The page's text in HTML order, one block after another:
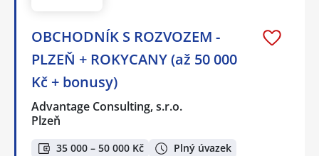
OBCHODNÍK S ROZVOZEM -
PLZEŇ + ROKYCANY (až 50 000
Kč + bonusy)
Advantage Consulting, s.r.o.
Plzeň
35 000 – 50 000 Kč
Plný úvazek